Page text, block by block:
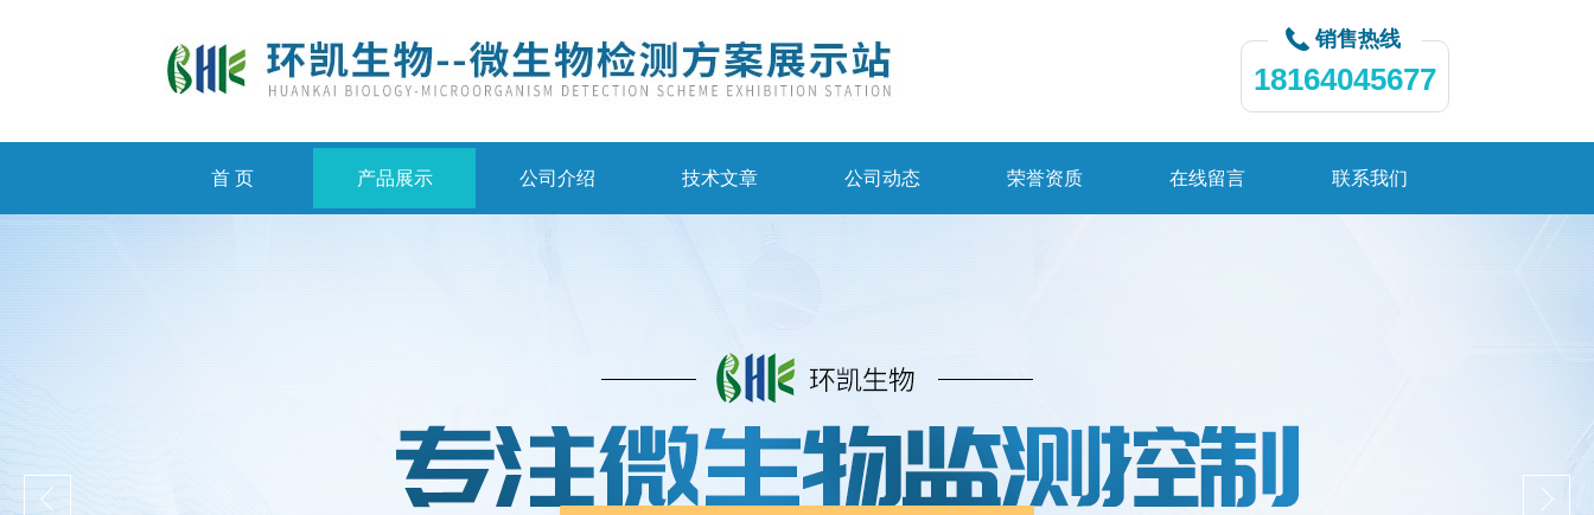
销售热线
18164045677
首 页 产品展示 公司介绍 技术文章 公司动态 荣誉资质 在线留言 联系我们